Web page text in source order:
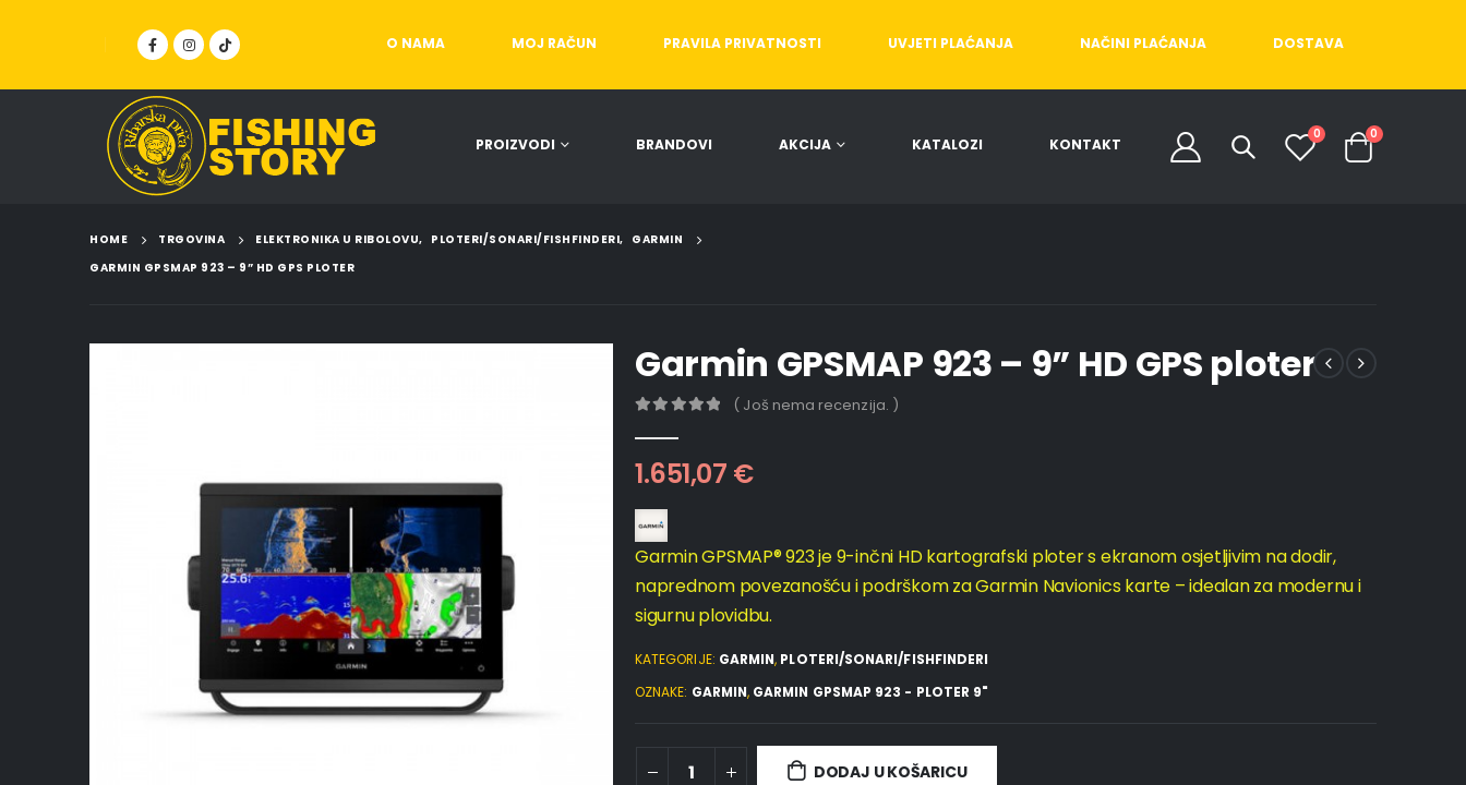
O NAMA MOJ RAČUN PRAVILA PRIVATNOSTI UVJETI PLAĆANJA NAČINI PLAĆANJA DOSTAVA
PROIZVODI BRANDOVI AKCIJA KATALOZI KONTAKT
0 0
HOME TRGOVINA ELEKTRONIKA U RIBOLOVU, PLOTERI/SONARI/FISHFINDERI, GARMIN
GARMIN GPSMAP 923 – 9” HD GPS PLOTER
Garmin GPSMAP 923 – 9” HD GPS ploter
( Još nema recenzija. )
1.651,07 €
Garmin GPSMAP® 923 je 9-inčni HD kartografski ploter s ekranom osjetljivim na dodir,
naprednom povezanošću i podrškom za Garmin Navionics karte – idealan za modernu i
sigurnu plovidbu.
KATEGORIJE: GARMIN, PLOTERI/SONARI/FISHFINDERI
OZNAKE: GARMIN, GARMIN GPSMAP 923 - PLOTER 9"
DODAJ U KOŠARICU